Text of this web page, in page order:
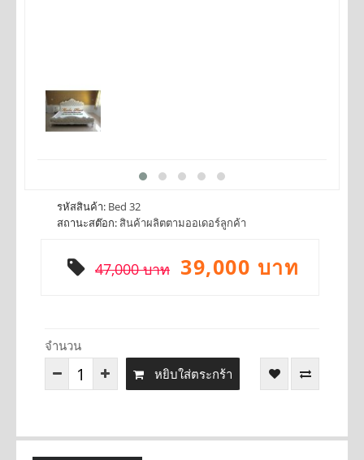
รหัสสินค้า: Bed 32
สถานะสต๊อก: สินค้าผลิตตามออเดอร์ลูกค้า
47,000 บาท 39,000 บาท
จำนวน
หยิบใส่ตระกร้า